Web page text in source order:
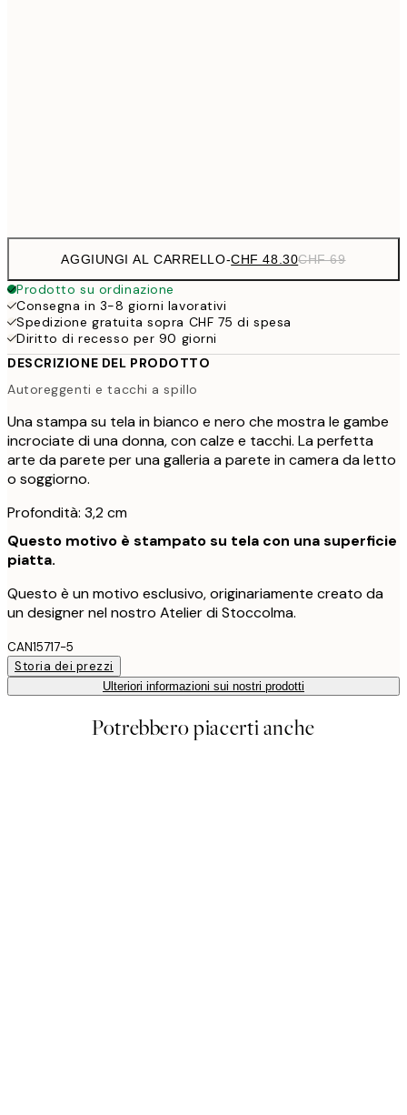
AGGIUNGI AL CARRELLO-CHF 48.30CHF 69
Prodotto su ordinazione
Consegna in 3-8 giorni lavorativi
Spedizione gratuita sopra CHF 75 di spesa
Diritto di recesso per 90 giorni
DESCRIZIONE DEL PRODOTTO
Autoreggenti e tacchi a spillo
Una stampa su tela in bianco e nero che mostra le gambe
incrociate di una donna, con calze e tacchi. La perfetta
arte da parete per una galleria a parete in camera da letto
o soggiorno.
Profondità: 3,2 cm
Questo motivo è stampato su tela con una superficie
piatta.
Questo è un motivo esclusivo, originariamente creato da
un designer nel nostro Atelier di Stoccolma.
CAN15717-5
Storia dei prezzi
Ulteriori informazioni sui nostri prodotti
Potrebbero piacerti anche